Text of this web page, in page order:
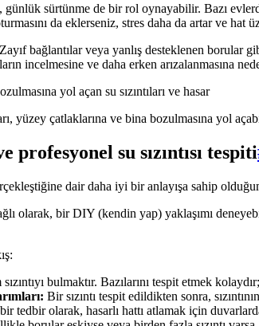
günlük sürtünme de bir rol oynayabilir. Bazı
da eklerseniz, stres daha da artar ve hat
bağlantılar veya yanlış desteklenen borular
incelmesine ve daha erken arızalanmasına
yüzey çatlaklarına ve bina bozulmasına yol
su sızıntısı tespiti
dair daha iyi bir anlayışa sahip
olarak, bir DIY (kendin yap) yaklaşımı
sızıntıyı bulmaktır. Bazılarını tespit etmek
Bir sızıntı tespit edildikten sonra,
tedbir olarak, hasarlı hattı atlamak için